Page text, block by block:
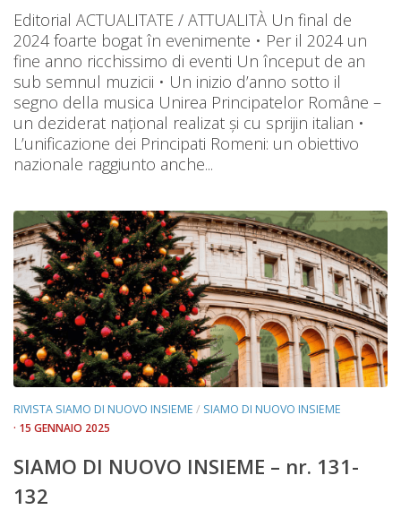
Editorial ACTUALITATE / ATTUALITÀ Un final de
2024 foarte bogat în evenimente • Per il 2024 un
fine anno ricchissimo di eventi Un început de an
sub semnul muzicii • Un inizio d’anno sotto il
segno della musica Unirea Principatelor Române –
un deziderat național realizat și cu sprijin italian •
L’unificazione dei Principati Romeni: un obiettivo
nazionale raggiunto anche...
RIVISTA SIAMO DI NUOVO INSIEME / SIAMO DI NUOVO INSIEME
· 15 GENNAIO 2025
SIAMO DI NUOVO INSIEME – nr. 131-
132